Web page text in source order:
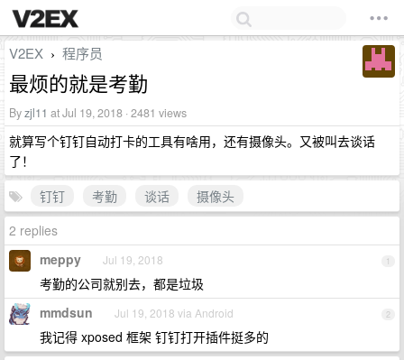
V2EX › 程序员
最烦的就是考勤
Byzjl11 at Jul 19, 2018 · 2481 views
就算写个钉钉自动打卡的工具有啥用，还有摄像头。又被叫去谈话
了！
钉钉
考勤 谈话
摄像头
2 replies
1
meppy Jul 19, 2018
考勤的公司就别去，都是垃圾
2
mmdsun Jul 19, 2018 via Android
我记得 xposed 框架 钉钉打开插件挺多的